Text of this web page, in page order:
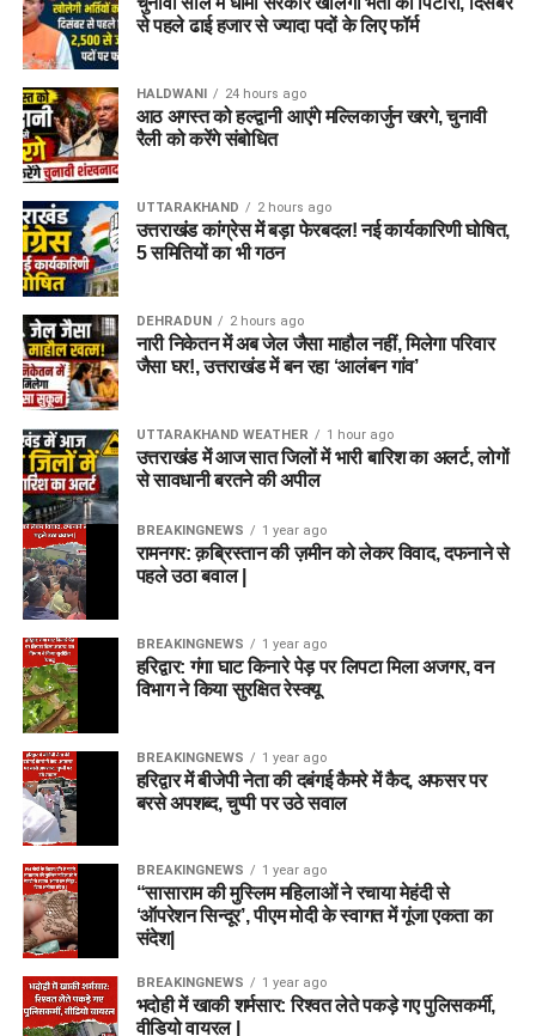
से पहले ढाई हजार से ज्यादा पदों के लिए फॉर्म
HALDWANI 24 hours ago
आठ अगस्त को हल्द्वानी आएंगे मल्लिकार्जुन खरगे, चुनावी
रैली को करेंगे संबोधित
UTTARAKHAND 2 hours ago
उत्तराखंड कांग्रेस में बड़ा फेरबदल! नई कार्यकारिणी घोषित,
5 समितियों का भी गठन
DEHRADUN 2 hours ago
नारी निकेतन में अब जेल जैसा माहौल नहीं, मिलेगा परिवार
जैसा घर!, उत्तराखंड में बन रहा ‘आलंबन गांव’
UTTARAKHAND WEATHER 1 hour ago
उत्तराखंड में आज सात जिलों में भारी बारिश का अलर्ट, लोगों
से सावधानी बरतने की अपील
BREAKINGNEWS 1 year ago
रामनगर: क़ब्रिस्तान की ज़मीन को लेकर विवाद, दफनाने से
पहले उठा बवाल |
BREAKINGNEWS 1 year ago
हरिद्वार: गंगा घाट किनारे पेड़ पर लिपटा मिला अजगर, वन
विभाग ने किया सुरक्षित रेस्क्यू
BREAKINGNEWS 1 year ago
हरिद्वार में बीजेपी नेता की दबंगई कैमरे में कैद, अफसर पर
बरसे अपशब्द, चुप्पी पर उठे सवाल
BREAKINGNEWS 1 year ago
“सासाराम की मुस्लिम महिलाओं ने रचाया मेहंदी से
‘ऑपरेशन सिन्दूर’, पीएम मोदी के स्वागत में गूंजा एकता का
संदेश|
BREAKINGNEWS 1 year ago
भदोही में खाकी शर्मसार: रिश्वत लेते पकड़े गए पुलिसकर्मी,
वीडियो वायरल |